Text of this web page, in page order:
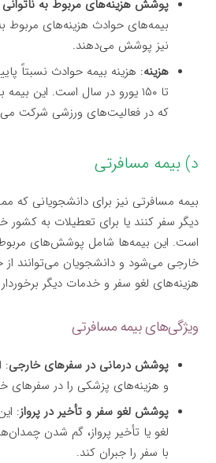
پوشش هزینه‌های مربوط به ناتوانی
بیمه‌های حوادث هزینه‌های مربوط
نیز پوشش می‌دهند.
هزینه
تا ۱۵۰ یورو در سال است. این
که در فعالیت‌های ورزشی شرکت
د) بیمه مسافرتی
بیمه مسافرتی نیز برای دانشجویانی
دیگر سفر کنند یا برای تعطیلات به کشور
است. این بیمه‌ها شامل پوشش‌های
خارجی می‌شود و دانشجویان می‌توانند
هزینه‌های لغو سفر و خدمات دیگر
ویژگی‌های بیمه مسافرتی
پوشش درمانی در سفرهای خارجی:
و هزینه‌های پزشکی را در
پوشش لغو سفر و تأخیر در پرواز:
لغو یا تأخیر پرواز، گم شدن
با سفر را جبران کند.